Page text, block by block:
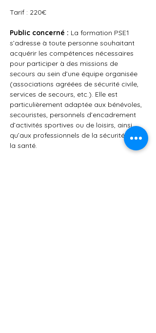
Tarif : 220€
Public concerné : La formation PSE1
s’adresse à toute personne souhaitant
acquérir les compétences nécessaires
pour participer à des missions de
secours au sein d’une équipe organisée
(associations agréées de sécurité civile,
services de secours, etc.). Elle est
particulièrement adaptée aux bénévoles,
secouristes, personnels d’encadrement
d’activités sportives ou de loisirs, ainsi
qu’aux professionnels de la sécurité et de
la santé.